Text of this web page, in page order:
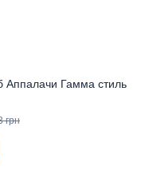
Гамма стиль
грн